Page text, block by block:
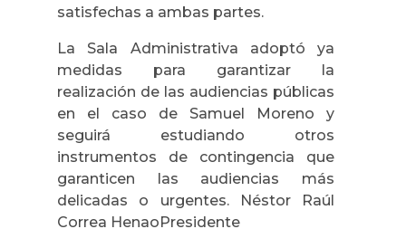
satisfechas a ambas partes.
La Sala Administrativa adoptó ya
medidas para garantizar la
realización de las audiencias públicas
en el caso de Samuel Moreno y
seguirá estudiando otros
instrumentos de contingencia que
garanticen las audiencias más
delicadas o urgentes. Néstor Raúl
Correa HenaoPresidente